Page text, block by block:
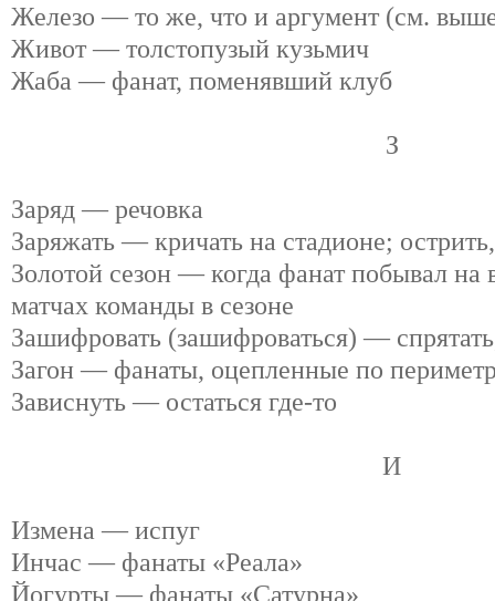
Железо — то же, что и аргумент (см.
Живот — толстопузый кузьмич
Жаба — фанат, поменявший клуб
З
Заряд — речовка
Заряжать — кричать на стадионе;
Золотой сезон — когда фанат побывал на
матчах команды в сезоне
Зашифровать (зашифроваться) —
Загон — фанаты, оцепленные по
Зависнуть — остаться где-то
И
Измена — испуг
Инчас — фанаты «Реала»
Йогурты — фанаты «Сатурна»